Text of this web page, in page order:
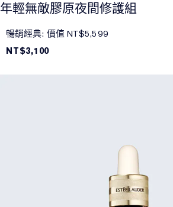
年輕無敵膠原夜間修護組
暢銷經典: 價值 NT$5,599
NT$3,100